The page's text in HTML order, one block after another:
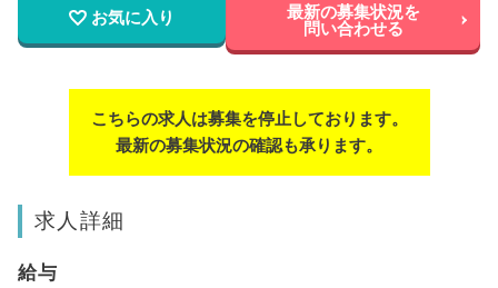
お気に入り 最新の募集状況を
問い合わせる
こちらの求人は募集を停止しております。
最新の募集状況の確認も承ります。
求人詳細
給与